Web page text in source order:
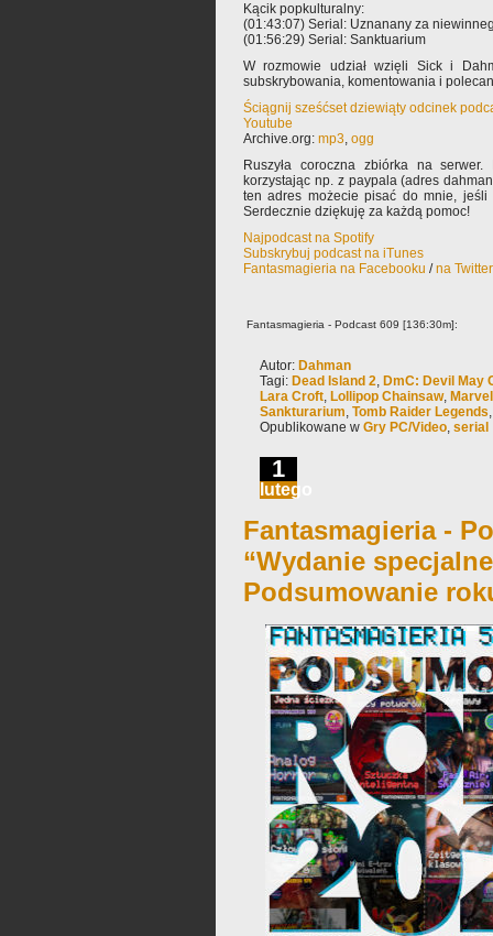
Kącik popkulturalny:
(01:43:07) Serial: Uznanany za
(01:56:29) Serial: Sanktuarium
W rozmowie udział wzięli Sick i
subskrybowania, komentowania i
Ściągnij sześćset dziewiąty odcinek
Youtube
Archive.org: mp3, ogg
Ruszyła coroczna zbiórka na
korzystając np. z paypala (adres
ten adres możecie pisać do mnie, jeśli
Serdecznie dziękuję za każdą pomoc!
Najpodcast na Spotify
Subskrybuj podcast na iTunes
Fantasmagieria na Facebooku /na
Fantasmagieria - Podcast 609 [136:30m]:
Autor: Dahman
Tagi: Dead Island 2, DmC: Devil May
Lara Croft, Lollipop Chainsaw,
Sankturarium, Tomb Raider Legends
Opublikowane w Gry PC/Video, serial
1
lutego
Fantasmagieria -
“Wydanie
Podsumowanie